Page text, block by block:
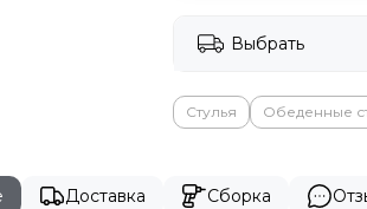
Выбрать
Стулья Обеденные
Доставка Сборка